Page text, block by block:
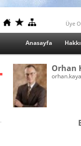
Üye
Anasayfa
Orhan